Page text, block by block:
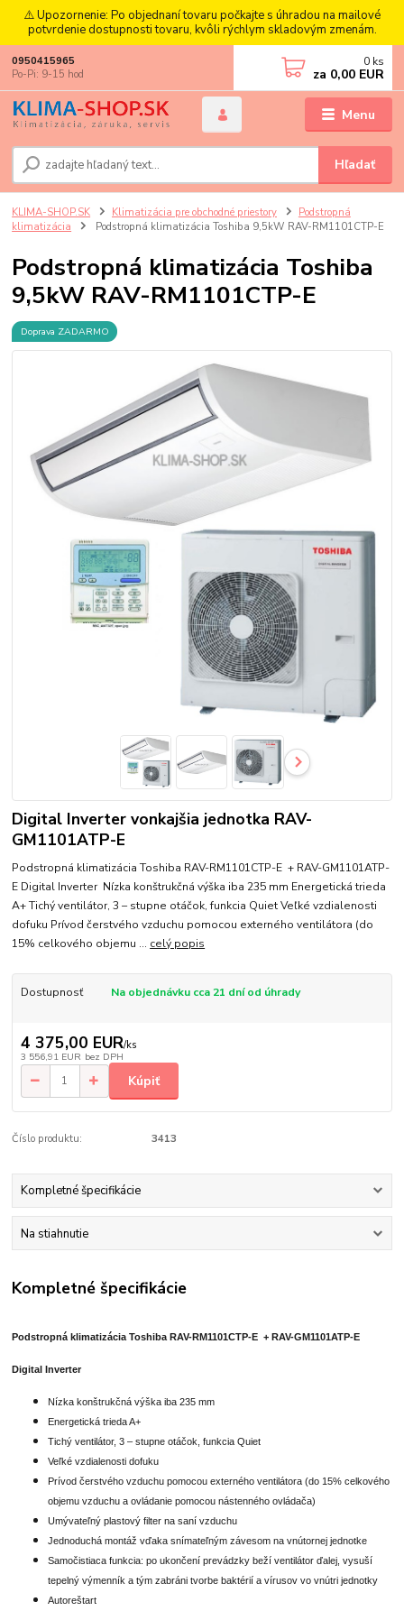
⚠️ Upozornenie: Po objednaní tovaru počkajte s úhradou na mailové
potvrdenie dostupnosti tovaru, kvôli rýchlym skladovým zmenám.
Menu
Hľadať
0950415965
Po-Pi: 9-15 hod
0 ks
za 0,00 EUR
KLIMA-SHOP.SK Klimatizácia pre obchodné priestory
Podstropná
klimatizácia
Podstropná klimatizácia Toshiba 9,5kW RAV-RM1101CTP-E
Podstropná klimatizácia Toshiba
9,5kW RAV-RM1101CTP-E
Doprava ZADARMO
Digital Inverter vonkajšia jednotka RAV-
GM1101ATP-E
Podstropná klimatizácia Toshiba RAV-RM1101CTP-E + RAV-GM1101ATP-
E Digital Inverter Nízka konštrukčná výška iba 235 mm Energetická trieda
A+ Tichý ventilátor, 3 – stupne otáčok, funkcia Quiet Veľké vzdialenosti
dofuku Prívod čerstvého vzduchu pomocou externého ventilátora (do
15% celkového objemu ... celý popis
Dostupnosť Na objednávku cca 21 dní od úhrady
4 375,00 EUR/ks
3 556,91 EUR bez DPH
Kúpiť
Číslo produktu: 3413
Kompletné špecifikácie
Na stiahnutie
Kompletné špecifikácie
Podstropná klimatizácia Toshiba RAV-RM1101CTP-E + RAV-GM1101ATP-E
Digital Inverter
Nízka konštrukčná výška iba 235 mm
Energetická trieda A+
Tichý ventilátor, 3 – stupne otáčok, funkcia Quiet
Veľké vzdialenosti dofuku
Prívod čerstvého vzduchu pomocou externého ventilátora (do 15% celkového
objemu vzduchu a ovládanie pomocou nástenného ovládača)
Umývateľný plastový filter na saní vzduchu
Jednoduchá montáž vďaka snímateľným závesom na vnútornej jednotke
Samočistiaca funkcia: po ukončení prevádzky beží ventilátor ďalej, vysuší
tepelný výmenník a tým zabráni tvorbe baktérií a vírusov vo vnútri jednotky
Autoreštart